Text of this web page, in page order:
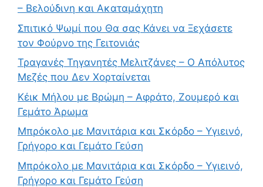
– Βελούδινη και Ακαταμάχητη
Σπιτικό Ψωμί που Θα σας Κάνει να Ξεχάσετε
τον Φούρνο της Γειτονιάς
Τραγανές Τηγανητές Μελιτζάνες – Ο Απόλυτος
Μεζές που Δεν Χορταίνεται
Κέικ Μήλου με Βρώμη – Αφράτο, Ζουμερό και
Γεμάτο Άρωμα
Μπρόκολο με Μανιτάρια και Σκόρδο – Υγιεινό,
Γρήγορο και Γεμάτο Γεύση
Μπρόκολο με Μανιτάρια και Σκόρδο – Υγιεινό,
Γρήγορο και Γεμάτο Γεύση